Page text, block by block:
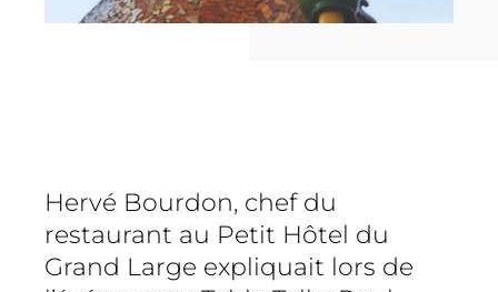
Hervé Bourdon, chef du
restaurant au Petit Hôtel du
Grand Large expliquait lors de